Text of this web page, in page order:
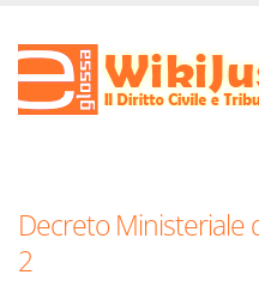
Decreto Ministeriale
2